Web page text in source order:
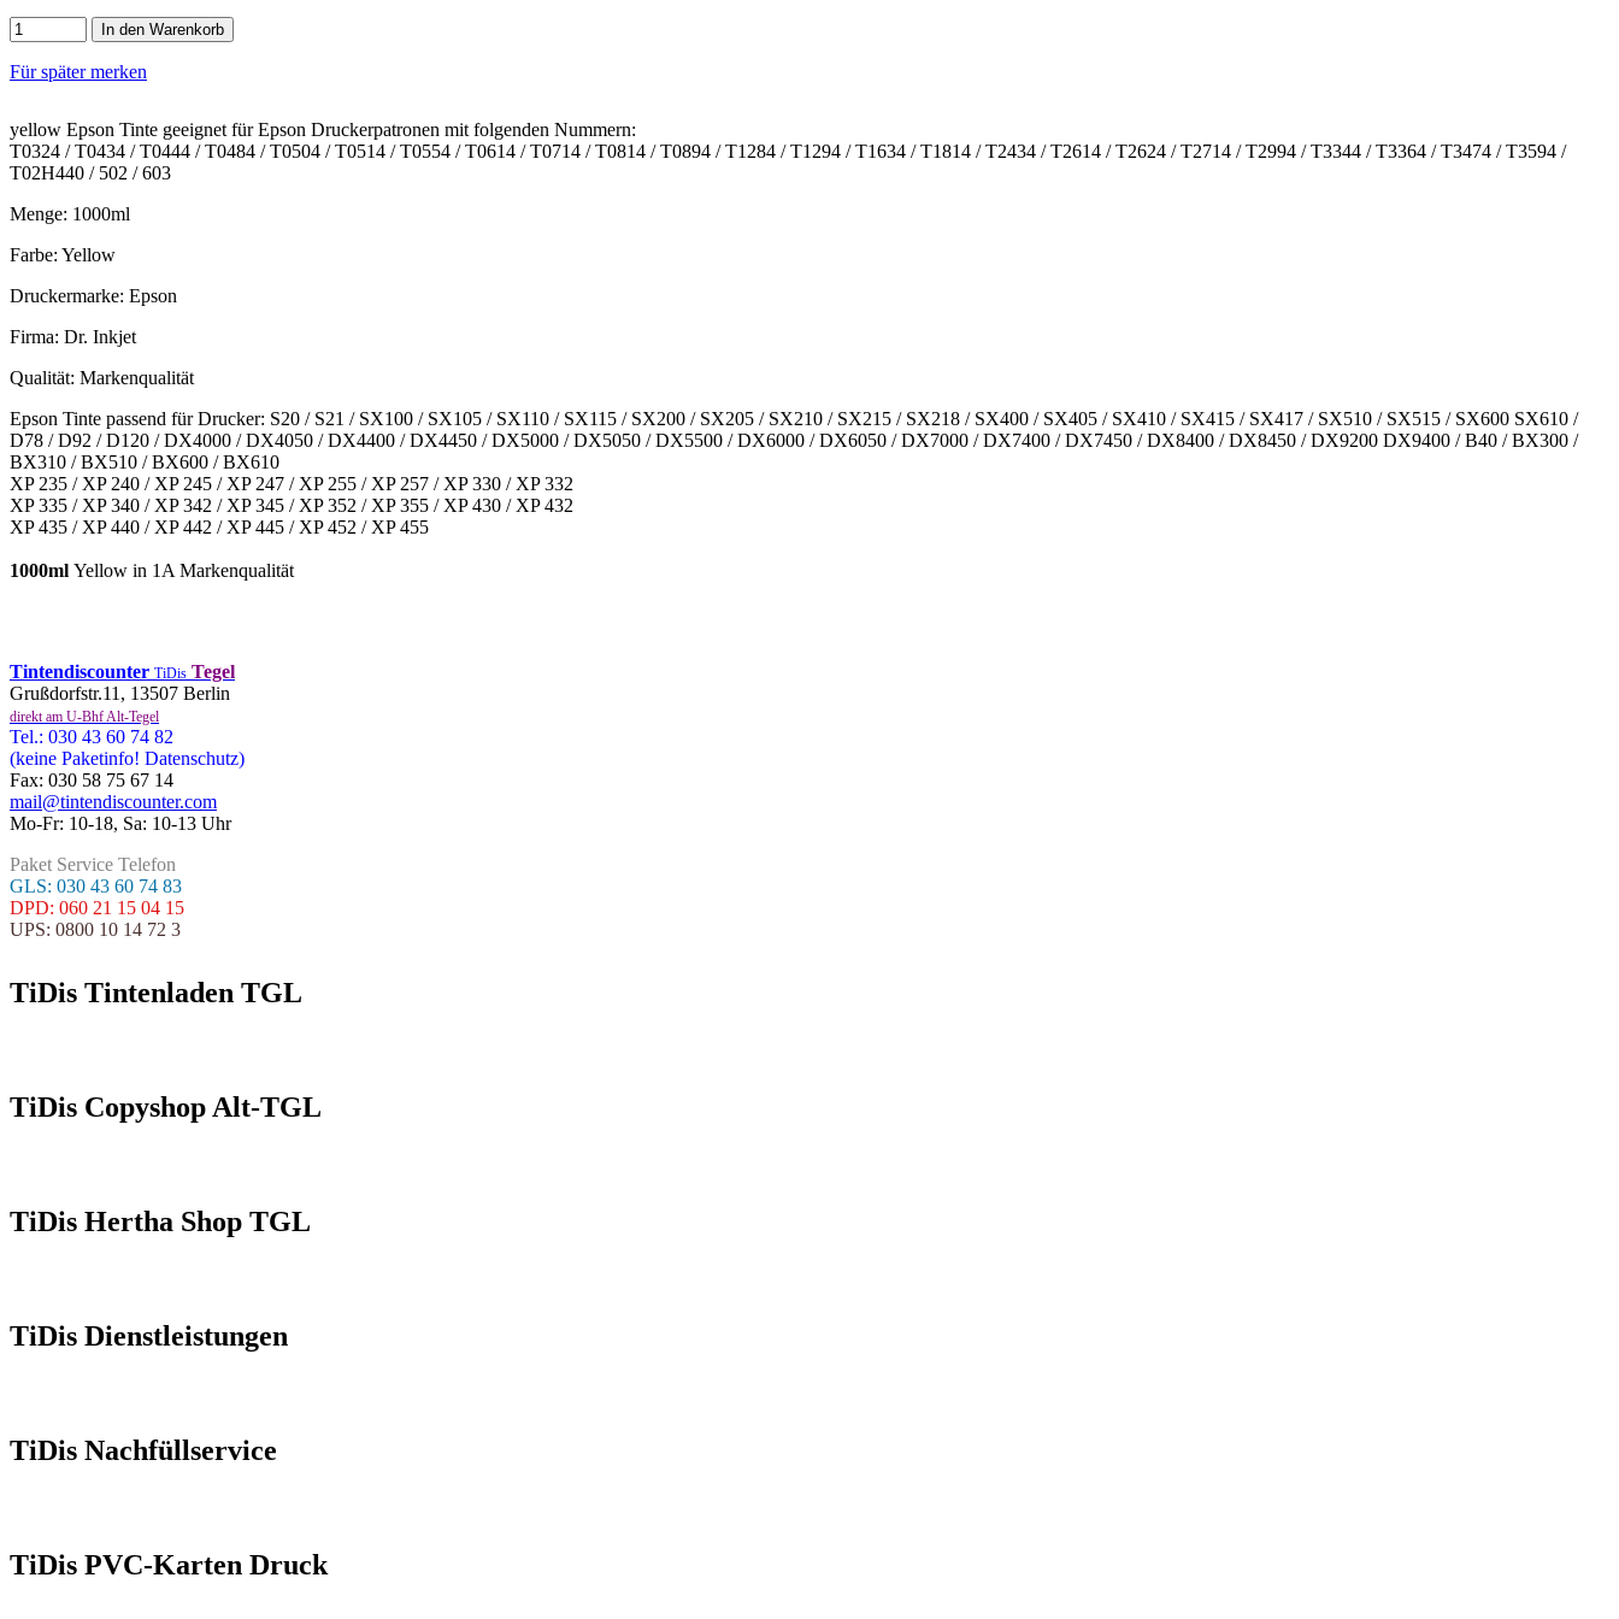
In den Warenkorb
Für später merken
yellow Epson Tinte geeignet für Epson Druckerpatronen mit folgenden Nummern:
T0324 / T0434 / T0444 / T0484 / T0504 / T0514 / T0554 / T0614 / T0714 / T0814 / T0894 / T1284 / T1294 / T1634 / T1814 / T2434 / T2614 / T2624 / T2714 / T2994 / T3344 / T3364 / T3474 / T3594 /
T02H440 / 502 / 603
Menge: 1000ml
Farbe: Yellow
Druckermarke: Epson
Firma: Dr. Inkjet
Qualität: Markenqualität
Epson Tinte passend für Drucker: S20 / S21 / SX100 / SX105 / SX110 / SX115 / SX200 / SX205 / SX210 / SX215 / SX218 / SX400 / SX405 / SX410 / SX415 / SX417 / SX510 / SX515 / SX600 SX610 /
D78 / D92 / D120 / DX4000 / DX4050 / DX4400 / DX4450 / DX5000 / DX5050 / DX5500 / DX6000 / DX6050 / DX7000 / DX7400 / DX7450 / DX8400 / DX8450 / DX9200 DX9400 / B40 / BX300 /
BX310 / BX510 / BX600 / BX610
XP 235 / XP 240 / XP 245 / XP 247 / XP 255 / XP 257 / XP 330 / XP 332
XP 335 / XP 340 / XP 342 / XP 345 / XP 352 / XP 355 / XP 430 / XP 432
XP 435 / XP 440 / XP 442 / XP 445 / XP 452 / XP 455
1000ml Yellow in 1A Markenqualität
Tintendiscounter TiDis Tegel
Grußdorfstr.11, 13507 Berlin
direkt am U-Bhf Alt-Tegel
Tel.: 030 43 60 74 82
(keine Paketinfo! Datenschutz)
Fax: 030 58 75 67 14
mail@tintendiscounter.com
Mo-Fr: 10-18, Sa: 10-13 Uhr
Paket Service Telefon
GLS: 030 43 60 74 83
DPD: 060 21 15 04 15
UPS: 0800 10 14 72 3
TiDis Tintenladen TGL
TiDis Copyshop Alt-TGL
TiDis Hertha Shop TGL
TiDis Dienstleistungen
TiDis Nachfüllservice
TiDis PVC-Karten Druck